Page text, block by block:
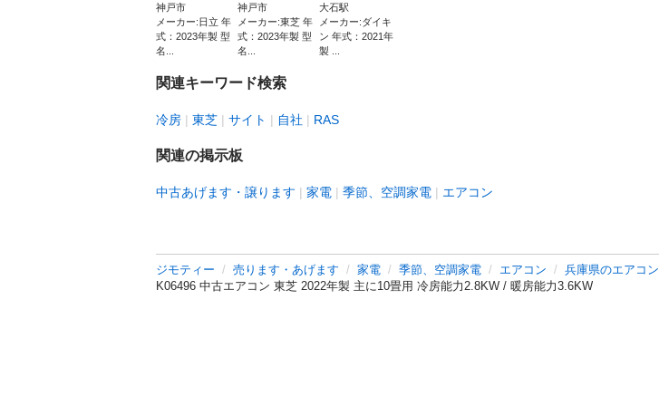
神戸市
メーカー:日立 年
式：2023年製 型
名...
神戸市
メーカー:東芝 年
式：2023年製 型
名...
大石駅
メーカー:ダイキ
ン 年式：2021年
製 ...
関連キーワード検索
冷房 東芝 サイト 自社 RAS
関連の掲示板
中古あげます・譲ります 家電 季節、空調家電 エアコン
ジモティー 売ります・あげます 家電 季節、空調家電 エアコン 兵庫県のエアコン
K06496 中古エアコン 東芝 2022年製 主に10畳用 冷房能力2.8KW / 暖房能力3.6KW